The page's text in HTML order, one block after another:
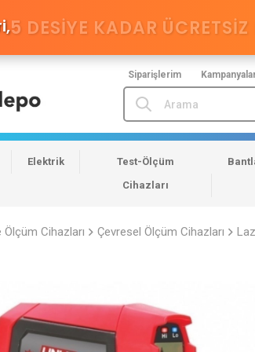
Siparişlerim
5 DESIYE KADAR
Elektrik
Test-Ölçüm
Cihazları
Cihazları Çevresel Ölçüm Cihazları